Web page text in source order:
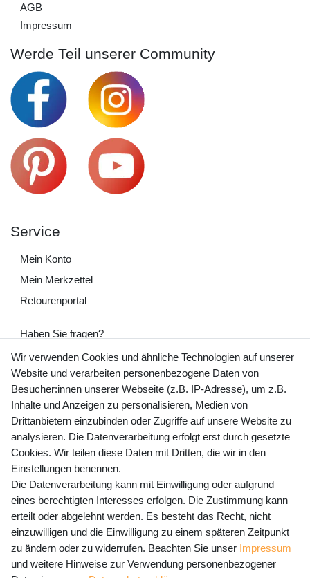
AGB
Impressum
Werde Teil unserer Community
Service
Mein Konto
Mein Merkzettel
Retourenportal
Haben Sie fragen?
+49 (0) 35243 460 400
Mo-Fr 9-15 Uhr
shop@banjado.com
Preisangaben inkl. gesetzl. MwSt. und zzgl. Service- und
Versandkosten
Newsletter Anmeldung - Keine Angebote
mehr verpassen!
E-MAIL **
Newsletter
Wir verwenden Cookies und ähnliche Technologien auf unserer
Website und verarbeiten personenbezogene Daten von
Besucher:innen unserer Webseite (z.B. IP-Adresse), um z.B.
Inhalte und Anzeigen zu personalisieren, Medien von
Drittanbietern einzubinden oder Zugriffe auf unsere Website zu
analysieren. Die Datenverarbeitung erfolgt erst durch gesetzte
Cookies. Wir teilen diese Daten mit Dritten, die wir in den
Einstellungen benennen.
Die Datenverarbeitung kann mit Einwilligung oder aufgrund
eines berechtigten Interesses erfolgen. Die Zustimmung kann
erteilt oder abgelehnt werden. Es besteht das Recht, nicht
einzuwilligen und die Einwilligung zu einem späteren Zeitpunkt
zu ändern oder zu widerrufen. Beachten Sie unser Impressum
und weitere Hinweise zur Verwendung personenbezogener